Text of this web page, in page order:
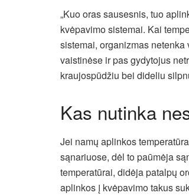
„Kuo oras sausesnis, tuo
kvėpavimo sistemai. Kai
sistemai, organizmas
vaistinėse ir pas gydytojus
kraujospūdžiu bei dideliu
Kas nutinka
Jei namų aplinkos
sąnariuose, dėl to paūmėja
temperatūrai, didėja patalpų
aplinkos į kvėpavimo takus